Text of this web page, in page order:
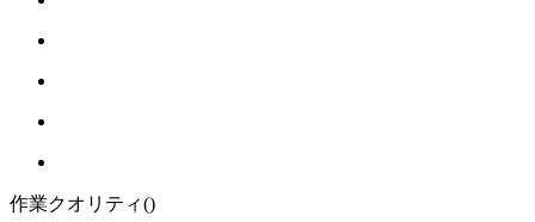
作業クオリティ()